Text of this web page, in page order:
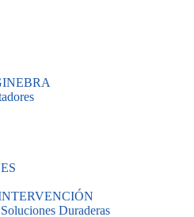
Duraderas